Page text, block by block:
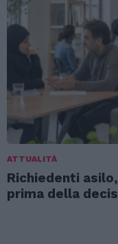
ATTUALITÀ
Richiedenti
prima della